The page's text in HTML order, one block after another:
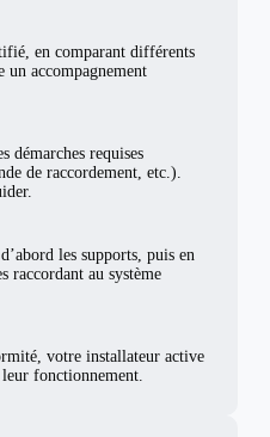
en comparant différents
un accompagnement
démarches requises
de raccordement, etc.).
les supports, puis en
raccordant au système
votre installateur active
fonctionnement.